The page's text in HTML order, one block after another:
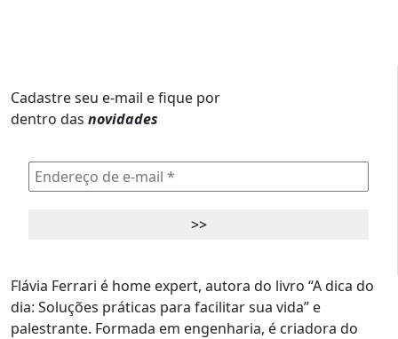
Cadastre seu e-mail e fique por
dentro das novidades
Flávia Ferrari é home expert, autora do livro “A dica do
dia: Soluções práticas para facilitar sua vida” e
palestrante. Formada em engenharia, é criadora do